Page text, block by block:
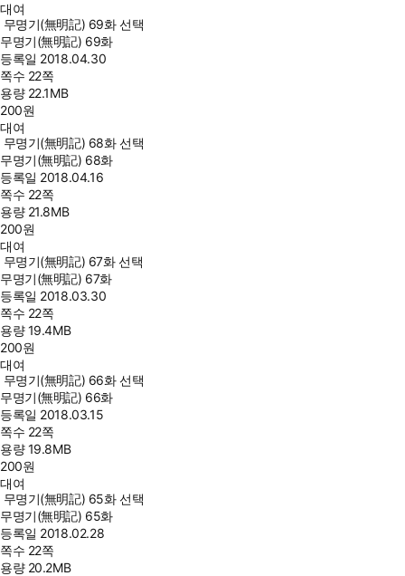
대여
무명기(無明記) 69화 선택
무명기(無明記) 69화
등록일 2018.04.30
쪽수 22쪽
용량 22.1MB
200원
대여
무명기(無明記) 68화 선택
무명기(無明記) 68화
등록일 2018.04.16
쪽수 22쪽
용량 21.8MB
200원
대여
무명기(無明記) 67화 선택
무명기(無明記) 67화
등록일 2018.03.30
쪽수 22쪽
용량19.4MB
200원
대여
무명기(無明記) 66화 선택
무명기(無明記) 66화
등록일 2018.03.15
쪽수 22쪽
용량19.8MB
200원
대여
무명기(無明記) 65화 선택
무명기(無明記) 65화
등록일 2018.02.28
쪽수 22쪽
용량 20.2MB